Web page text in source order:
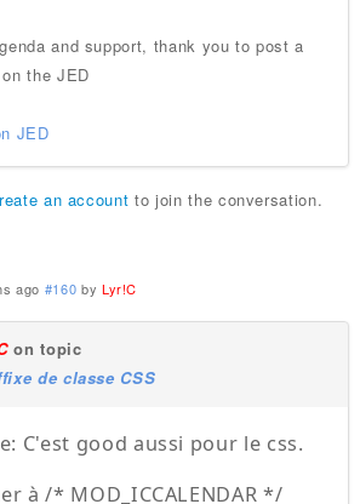
and support, thank you to post a
the JED
JED
an account to join the conversation.
ago #160 by Lyr!C
on topic
de classe CSS
C'est good aussi pour le css.
à /* MOD_ICCALENDAR */